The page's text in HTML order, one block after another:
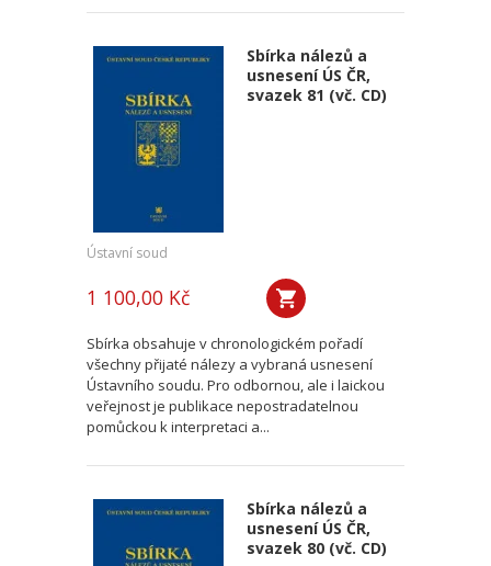
Sbírka nálezů a
usnesení ÚS ČR,
svazek 81 (vč. CD)
Ústavní soud
1 100,00 Kč
Sbírka obsahuje v chronologickém pořadí
všechny přijaté nálezy a vybraná usnesení
Ústavního soudu. Pro odbornou, ale i laickou
veřejnost je publikace nepostradatelnou
pomůckou k interpretaci a...
Sbírka nálezů a
usnesení ÚS ČR,
svazek 80 (vč. CD)